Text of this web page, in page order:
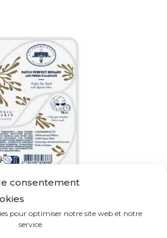
consentement
pour optimiser notre site web et notre
service.